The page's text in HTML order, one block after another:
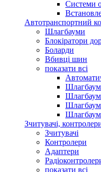
Системи
Автотранспортний
Шлагбауми
Блокіратори
Боларди
Вбивці шин
показати всі
Зчитувачі,
Зчитувачі
Контролери
Адаптери
показати всі